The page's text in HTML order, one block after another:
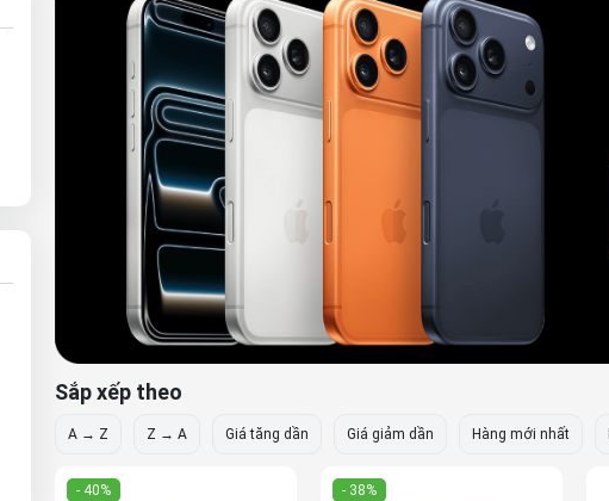
Sắp xếp theo
A → Z Z → A Giá tăng dần Giá giảm dần Hàng mới nhất
- 40% - 38%